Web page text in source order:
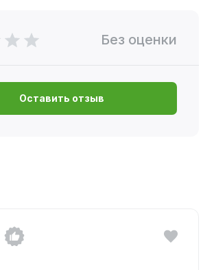
Без оценки
Оставить отзыв